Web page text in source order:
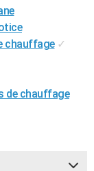
chauffage ✓
de chauffage